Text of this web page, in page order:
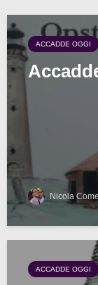
ACCADDE OGGI
Nicola
ACCADDE OGGI